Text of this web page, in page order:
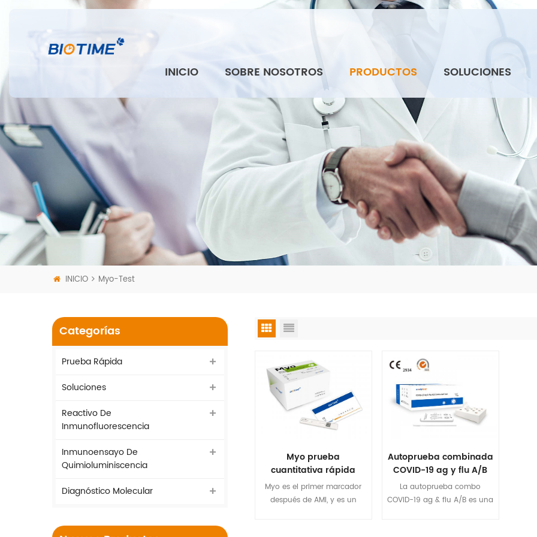
INICIO SOBRE NOSOTROS PRODUCTOS SOLUCIONES
INICIO Myo-Test
Myo prueba
cuantitativa rápida
Myo es el primer marcador
después de AMI, y es un
Autoprueba combinada
COVID-19 ag y flu A/B
La autoprueba combo
COVID-19 ag & flu A/B es una
Categorías
Prueba Rápida
Soluciones
Reactivo De
Inmunofluorescencia
Inmunoensayo De
Quimioluminiscencia
Diagnóstico Molecular